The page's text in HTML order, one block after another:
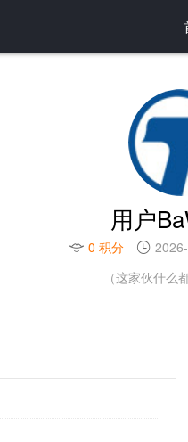
用户
0 积分
（这家伙什么